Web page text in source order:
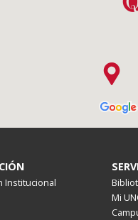
Institucional
Mi